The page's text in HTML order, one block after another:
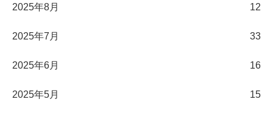
2025年8月 12
2025年7月 33
2025年6月 16
2025年5月 15